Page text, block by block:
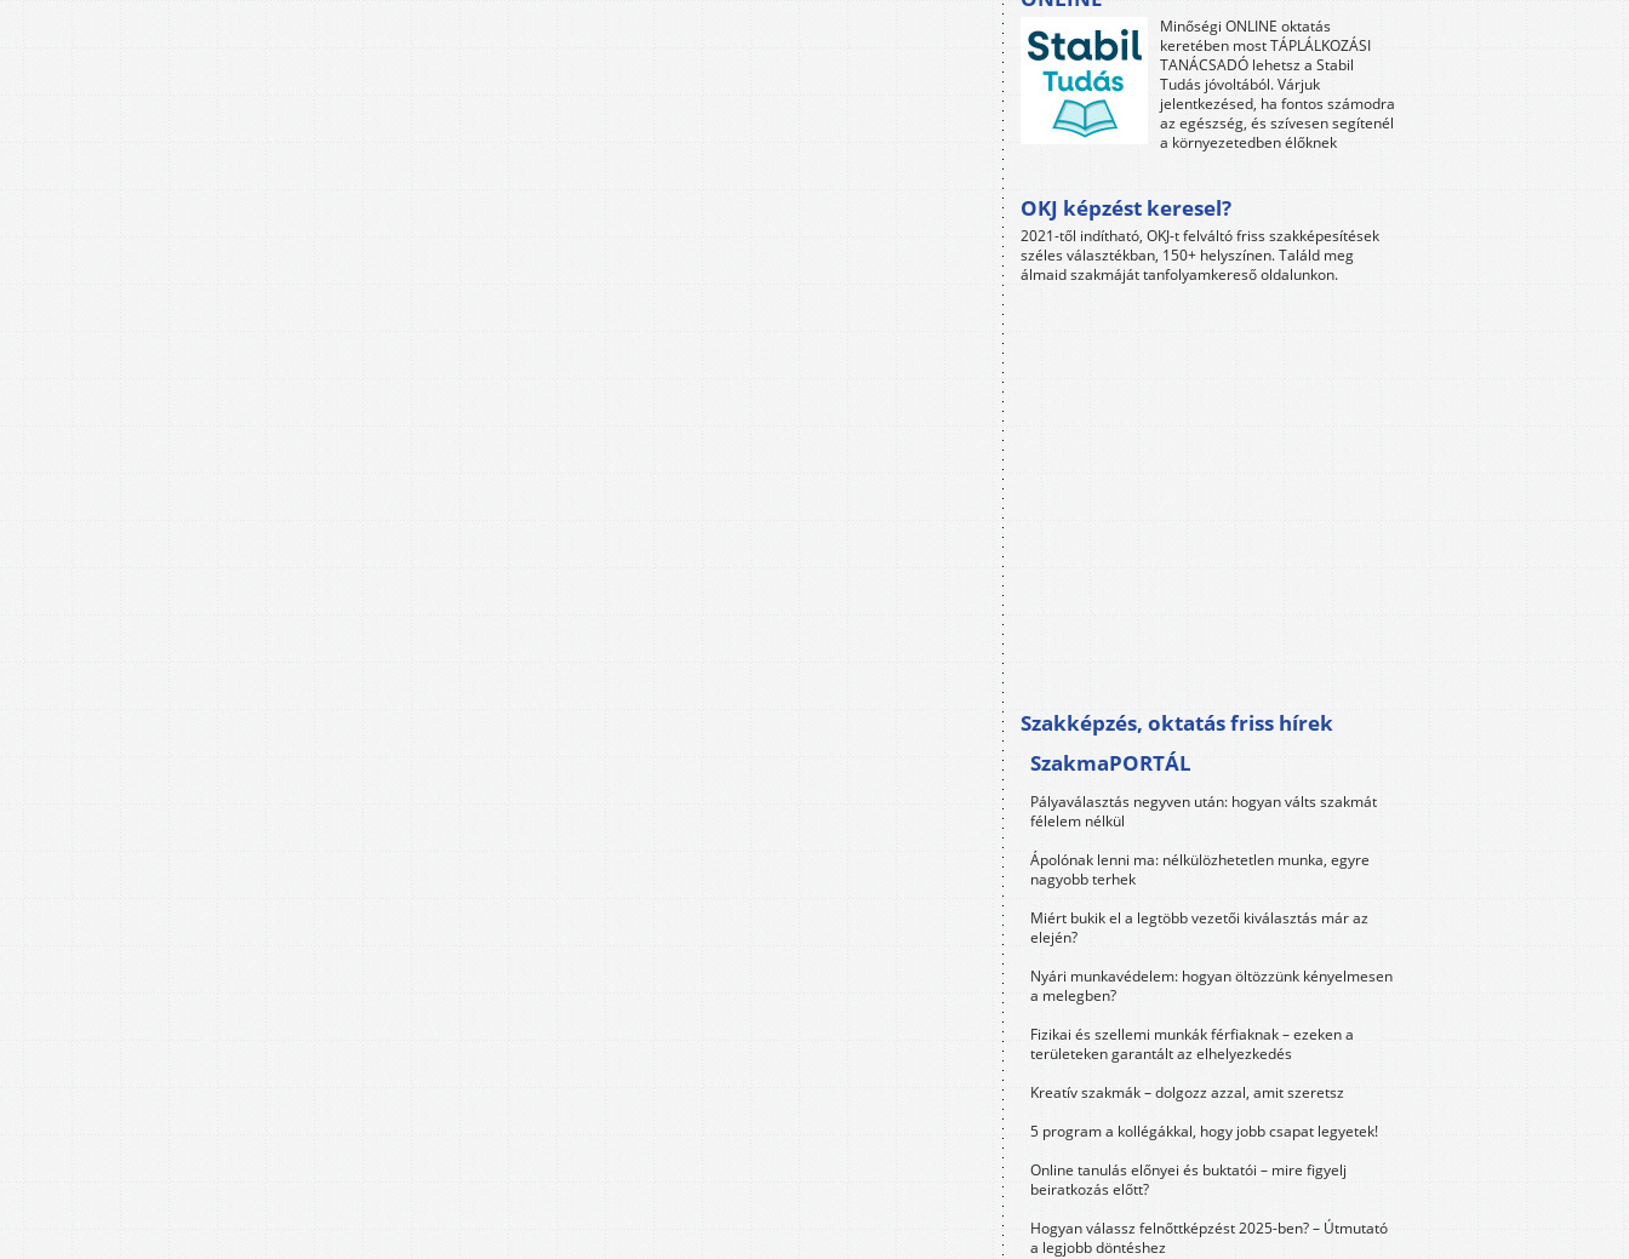
Minőségi ONLINE oktatás
keretében most TÁPLÁLKOZÁSI
TANÁCSADÓ lehetsz a Stabil
Tudás jóvoltából. Várjuk
jelentkezésed, ha fontos számodra
az egészség, és szívesen segítenél
a környezetedben élőknek
OKJ képzést keresel?
2021-től indítható, OKJ-t felváltó friss szakképesítések
széles választékban, 150+ helyszínen. Találd meg
álmaid szakmáját tanfolyamkereső oldalunkon.
Szakképzés, oktatás friss hírek
SzakmaPORTÁL
Pályaválasztás negyven után: hogyan válts szakmát
félelem nélkül
Ápolónak lenni ma: nélkülözhetetlen munka, egyre
nagyobb terhek
Miért bukik el a legtöbb vezetői kiválasztás már az
elején?
Nyári munkavédelem: hogyan öltözzünk kényelmesen
a melegben?
Fizikai és szellemi munkák férfiaknak – ezeken a
területeken garantált az elhelyezkedés
Kreatív szakmák – dolgozz azzal, amit szeretsz
5 program a kollégákkal, hogy jobb csapat legyetek!
Online tanulás előnyei és buktatói – mire figyelj
beiratkozás előtt?
Hogyan válassz felnőttképzést 2025-ben? – Útmutató
a legjobb döntéshez